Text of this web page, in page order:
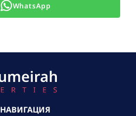
WhatsApp
НАВИГАЦИЯ